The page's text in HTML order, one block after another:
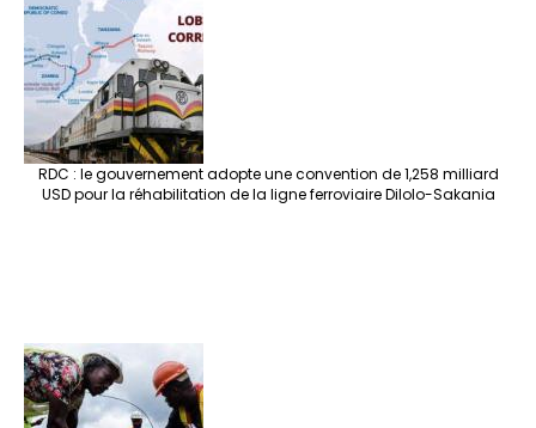
RDC : le gouvernement adopte une convention de 1,258 milliard
USD pour la réhabilitation de la ligne ferroviaire Dilolo-Sakania